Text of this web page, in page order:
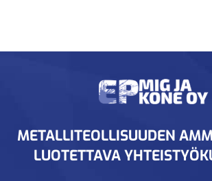
METALLITEOLLISUUDEN
LUOTETTAVA